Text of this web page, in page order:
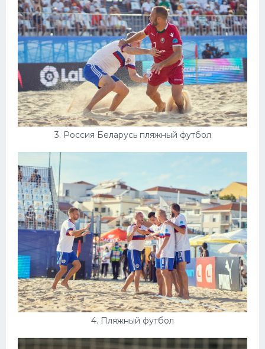
3. Россия Беларусь пляжный футбол
4. Пляжный футбол